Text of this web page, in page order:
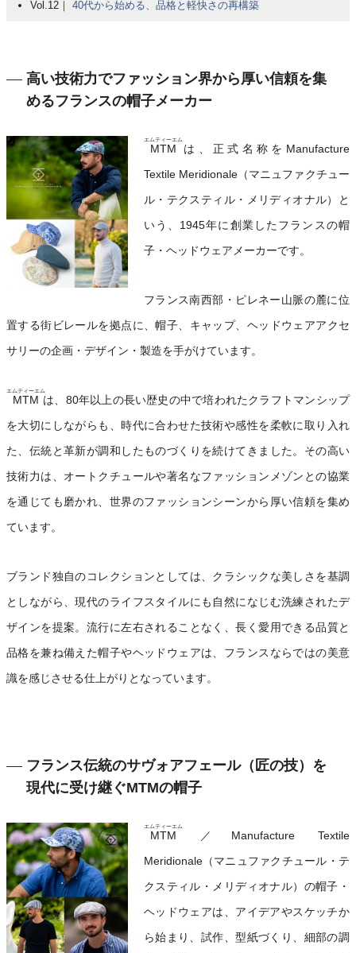
Vol.12｜ 40代から始める、品格と軽快さの再構築
高い技術力でファッション界から厚い信頼を集
めるフランスの帽子メーカー
MTM
エムティーエム
は、正式名称をManufacture
Textile Meridionale（マニュファクチュー
ル・テクスティル・メリディオナル）と
いう、1945年に創業したフランスの帽
子・ヘッドウェアメーカーです。
フランス南西部・ピレネー山脈の麓に位
置する街ビレールを拠点に、帽子、キャップ、ヘッドウェアアクセ
サリーの企画・デザイン・製造を手がけています。
MTM
エムティーエム
は、80年以上の長い歴史の中で培われたクラフトマンシップ
を大切にしながらも、時代に合わせた技術や感性を柔軟に取り入れ
た、伝統と革新が調和したものづくりを続けてきました。その高い
技術力は、オートクチュールや著名なファッションメゾンとの協業
を通じても磨かれ、世界のファッションシーンから厚い信頼を集め
ています。
ブランド独自のコレクションとしては、クラシックな美しさを基調
としながら、現代のライフスタイルにも自然になじむ洗練されたデ
ザインを提案。流行に左右されることなく、長く愛用できる品質と
品格を兼ね備えた帽子やヘッドウェアは、フランスならではの美意
識を感じさせる仕上がりとなっています。
フランス伝統のサヴォアフェール（匠の技）を
現代に受け継ぐMTMの帽子
MTM
エムティーエム
／Manufacture Textile
Meridionale（マニュファクチュール・テ
クスティル・メリディオナル）の帽子・
ヘッドウェアは、アイデアやスケッチか
ら始まり、試作、型紙づくり、細部の調